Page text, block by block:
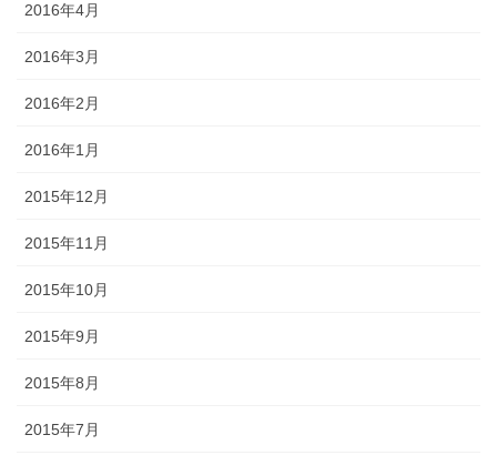
2016年4月
2016年3月
2016年2月
2016年1月
2015年12月
2015年11月
2015年10月
2015年9月
2015年8月
2015年7月